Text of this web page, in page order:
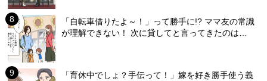
「自転車借りたよ～！」って勝手に!? ママ友の常識
が理解できない！ 次に貸してと言ってきたのは…
「育休中でしょ？手伝って！」嫁を好き勝手使う義